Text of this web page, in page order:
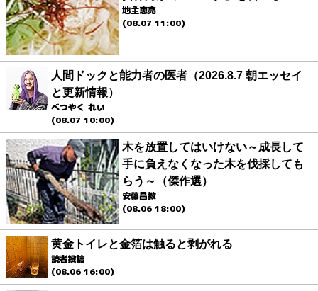
地主恵亮
(08.07 11:00)
人間ドックと能力者の医者（2026.8.7 朝エッセイ
と更新情報）
べつやく れい
(08.07 10:00)
木を放置してはいけない～成長して
手に負えなくなった木を伐採しても
らう～（傑作選）
安藤昌教
(08.06 18:00)
黄金トイレと金箔は触ると剥がれる
読者投稿
(08.06 16:00)